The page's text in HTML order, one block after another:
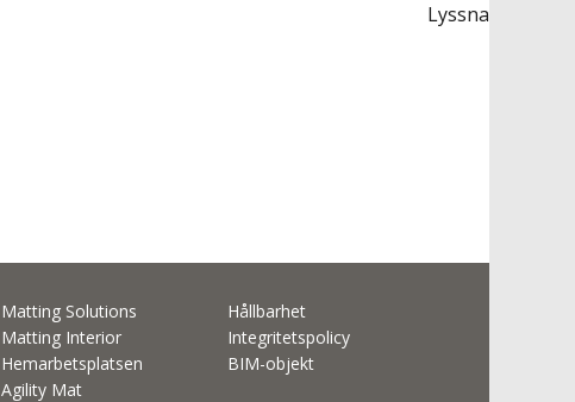
Lyssna
Matting Solutions
Matting Interior
Hemarbetsplatsen
Agility Mat
Hållbarhet
Integritetspolicy
BIM-objekt